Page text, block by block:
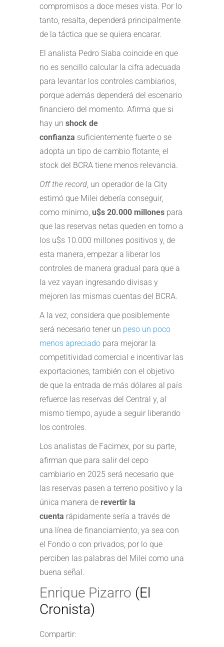
compromisos a doce meses vista. Por lo
tanto, resalta, dependerá principalmente
de la táctica que se quiera encarar.
El analista Pedro Siaba coincide en que
no es sencillo calcular la cifra adecuada
para levantar los controles cambiarios,
porque además dependerá del escenario
financiero del momento. Afirma que si
hay un shock de
confianza suficientemente fuerte o se
adopta un tipo de cambio flotante, el
stock del BCRA tiene menos relevancia.
Off the record , un operador de la City
estimó que Milei debería conseguir,
como mínimo, u$s 20.000 millones para
que las reservas netas queden en torno a
los u$s 10.000 millones positivos y, de
esta manera, empezar a liberar los
controles de manera gradual para que a
la vez vayan ingresando divisas y
mejoren las mismas cuentas del BCRA.
A la vez, considera que posiblemente
será necesario tener un peso un poco
menos apreciado para mejorar la
competitividad comercial e incentivar las
exportaciones, también con el objetivo
de que la entrada de más dólares al país
refuerce las reservas del Central y, al
mismo tiempo, ayude a seguir liberando
los controles.
Los analistas de Facimex, por su parte,
afirman que para salir del cepo
cambiario en 2025 será necesario que
las reservas pasen a terreno positivo y la
única manera de revertir la
cuenta rápidamente sería a través de
una línea de financiamiento, ya sea con
el Fondo o con privados, por lo que
perciben las palabras del Milei como una
buena señal.
Enrique Pizarro (El
Cronista)
Compartir: